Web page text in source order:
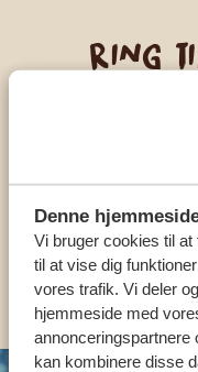
Denne
Vi bruger cookies til
til at vise dig
vores trafik. Vi deler
hjemmeside med
annonceringspartnere
kan kombinere disse
Ring